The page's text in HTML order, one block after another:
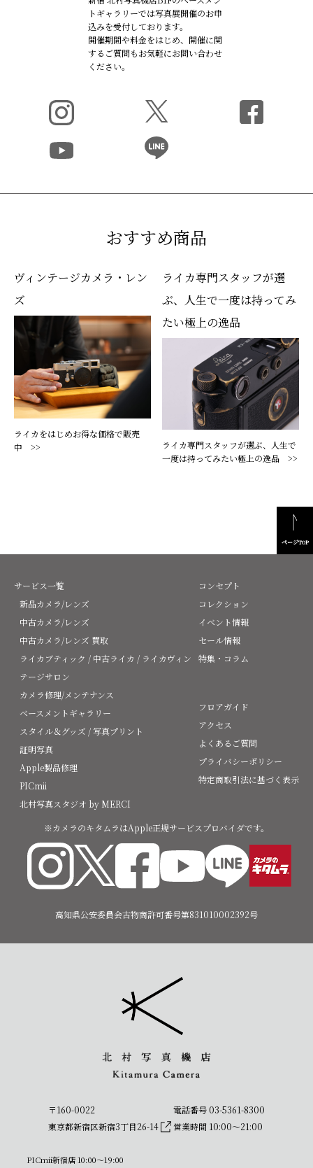
トギャラリーでは写真展開催のお申
込みを受付しております。
開催期間や料金をはじめ、開催に関
するご質問もお気軽にお問い合わせ
ください。
おすすめ商品
ヴィンテージカメラ・レン
ズ
ライカをはじめお得な価格で販売
中 >>
ライカ専門スタッフが選
ぶ、人生で一度は持ってみ
たい極上の逸品
ライカ専門スタッフが選ぶ、人生で
一度は持ってみたい極上の逸品 >>
ページTOP
サービス一覧
新品カメラ/レンズ
中古カメラ/レンズ
中古カメラ/レンズ 買取
ライカブティック / 中古ライカ / ライカヴィン
テージサロン
カメラ修理/メンテナンス
ベースメントギャラリー
スタイル＆グッズ / 写真プリント
証明写真
Apple製品修理
PICmii
北村写真スタジオ by MERCI
※カメラのキタムラはApple正規サービスプロバイダです。
コンセプト
コレクション
イベント情報
セール情報
特集・コラム
フロアガイド
アクセス
よくあるご質問
プライバシーポリシー
特定商取引法に基づく表示
高知県公安委員会古物商許可番号第831010002392号
〒160-0022
東京都新宿区新宿3丁目26-14
電話番号 03-5361-8300
営業時間 10:00〜21:00
PICmii新宿店 10:00〜19:00